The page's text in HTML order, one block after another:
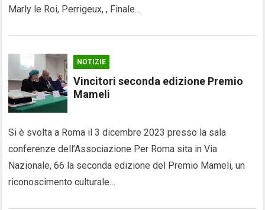
Marly le Roi, Perrigeux, , Finale…
NOTIZIE
Vincitori seconda edizione Premio
Mameli
Si è svolta a Roma il 3 dicembre 2023 presso la sala
conferenze dell’Associazione Per Roma sita in Via
Nazionale, 66 la seconda edizione del Premio Mameli, un
riconoscimento culturale…